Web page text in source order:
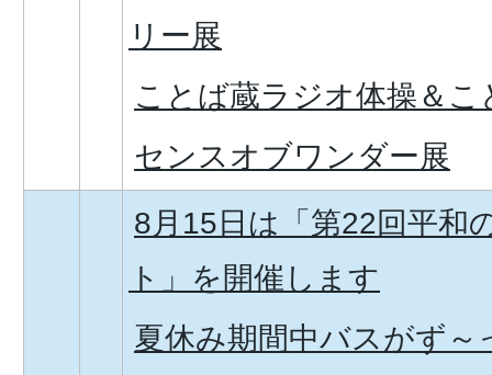
リー展
ことば蔵ラジオ体操＆こ
センスオブワンダー展
8月15日は「第22回平和
ト」を開催します
夏休み期間中バスがず～